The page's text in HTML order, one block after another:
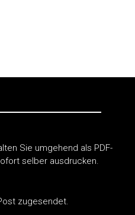
Sie umgehend als PDF-
selber ausdrucken.
zugesendet.